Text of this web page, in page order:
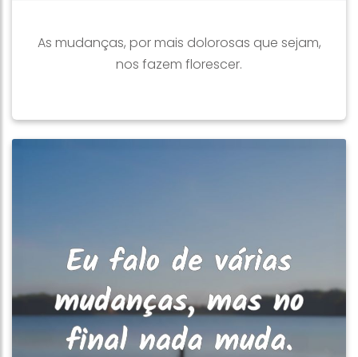
As mudanças, por mais dolorosas que sejam,
nos fazem florescer.